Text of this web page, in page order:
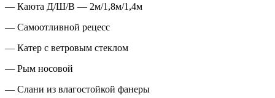
— Каюта Д/Ш/В — 2м/1,8м/1,4м
— Самоотливной рецесс
— Катер с ветровым стеклом
— Рым носовой
— Слани из влагостойкой фанеры